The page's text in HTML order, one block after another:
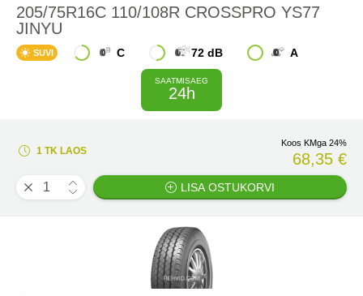
205/75R16C 110/108R CROSSPRO YS77
JINYU
SUVI C 72 dB A
SAATMISAEG
24h
1 TK LAOS
Koos KMga 24%
68,35 €
LISA OSTUKORVI